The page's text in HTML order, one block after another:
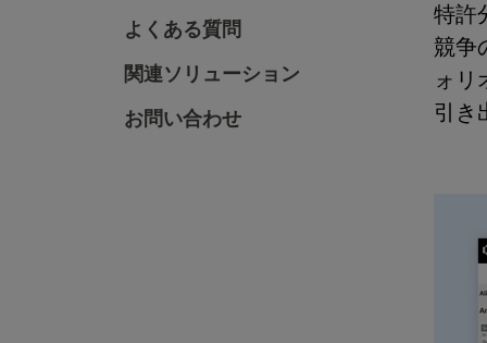
よくある質問
関連ソリューション
お問い合わせ
特許
競争
ォリ
引き